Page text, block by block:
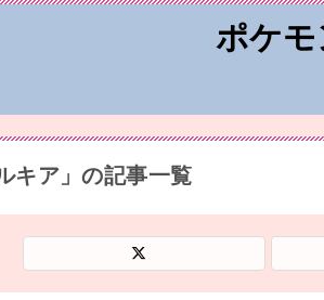
ポケ
キア」の記事一覧